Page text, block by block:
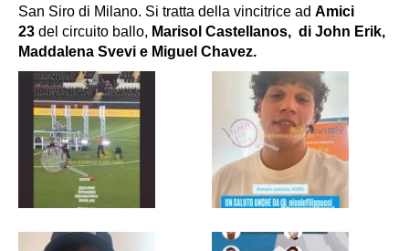
San Siro di Milano. Si tratta della vincitrice ad Amici
23 del circuito ballo, Marisol Castellanos, di John Erik,
Maddalena Svevi e Miguel Chavez.